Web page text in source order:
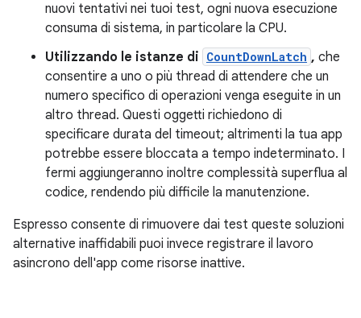
nuovi tentativi nei tuoi test, ogni nuova esecuzione
consuma di sistema, in particolare la CPU.
Utilizzando le istanze di CountDownLatch , che
consentire a uno o più thread di attendere che un
numero specifico di operazioni venga eseguite in un
altro thread. Questi oggetti richiedono di
specificare durata del timeout; altrimenti la tua app
potrebbe essere bloccata a tempo indeterminato. I
fermi aggiungeranno inoltre complessità superflua al
codice, rendendo più difficile la manutenzione.
Espresso consente di rimuovere dai test queste soluzioni
alternative inaffidabili puoi invece registrare il lavoro
asincrono dell'app come risorse inattive.